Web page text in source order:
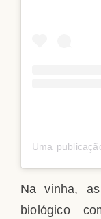
Na vinha,
biológico